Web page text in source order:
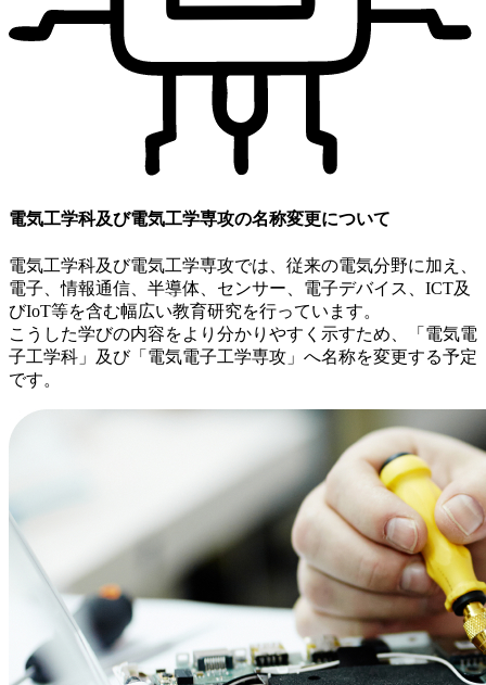
電気工学科及び電気工学専攻の名称変更について
電気工学科及び電気工学専攻では、従来の電気分野に加え、
電子、情報通信、半導体、センサー、電子デバイス、ICT及
びIoT等を含む幅広い教育研究を行っています。
こうした学びの内容をより分かりやすく示すため、
「電気電
子工学科」及び「電気電子工学専攻」 へ名称を変更する予定
です。